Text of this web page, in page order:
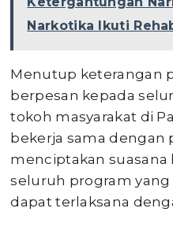
Narkotika Ikuti
Menutup keterangan
berpesan kepada
tokoh masyarakat di
bekerja sama dengan
menciptakan suasana
seluruh program
dapat terlaksana